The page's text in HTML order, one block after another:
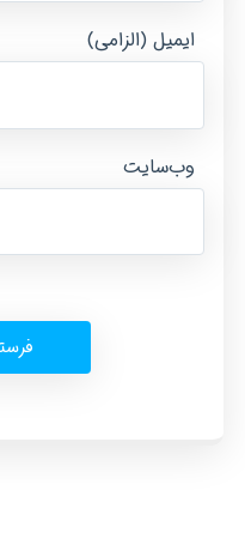
ایمیل (الزامی)
وب‌سایت